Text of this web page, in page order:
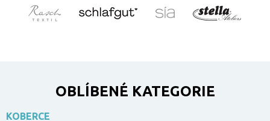
OBLÍBENÉ KATEGORIE
KOBERCE